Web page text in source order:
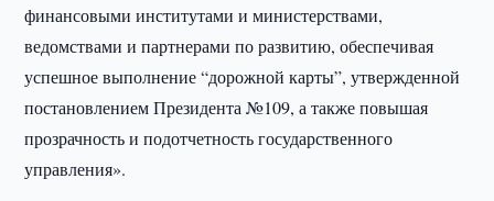
финансовыми институтами и министерствами,
ведомствами и партнерами по развитию, обеспечивая
успешное выполнение “дорожной карты”, утвержденной
постановлением Президента №109, а также повышая
прозрачность и подотчетность государственного
управления».